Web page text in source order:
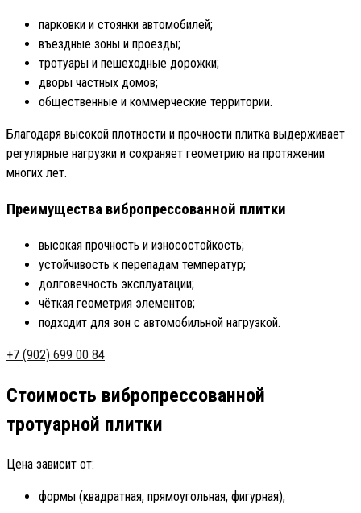
парковки и стоянки автомобилей;
въездные зоны и проезды;
тротуары и пешеходные дорожки;
дворы частных домов;
общественные и коммерческие территории.
Благодаря высокой плотности и прочности плитка выдерживает
регулярные нагрузки и сохраняет геометрию на протяжении
многих лет.
Преимущества вибропрессованной плитки
высокая прочность и износостойкость;
устойчивость к перепадам температур;
долговечность эксплуатации;
чёткая геометрия элементов;
подходит для зон с автомобильной нагрузкой.
+7 (902) 699 00 84
Стоимость вибропрессованной
тротуарной плитки
Цена зависит от:
формы (квадратная, прямоугольная, фигурная);